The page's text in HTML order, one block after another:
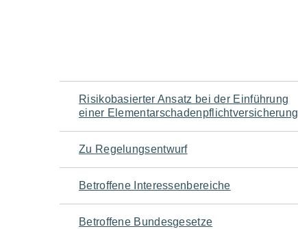
Navigation
für
den
Seiteninhalt
Risikobasierter Ansatz bei der Einführung
einer Elementarschadenpflichtversicherung
Zu Regelungsentwurf
Betroffene Interessenbereiche
Betroffene Bundesgesetze